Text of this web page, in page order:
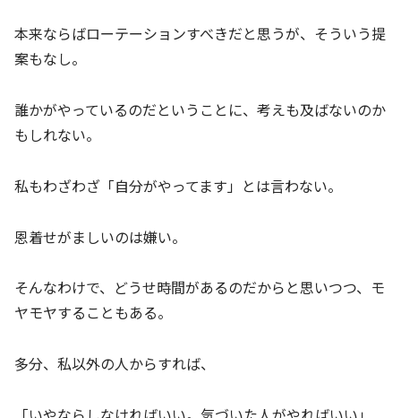
本来ならばローテーションすべきだと思うが、そういう提
案もなし。
誰かがやっているのだということに、考えも及ばないのか
もしれない。
私もわざわざ「自分がやってます」とは言わない。
恩着せがましいのは嫌い。
そんなわけで、どうせ時間があるのだからと思いつつ、モ
ヤモヤすることもある。
多分、私以外の人からすれば、